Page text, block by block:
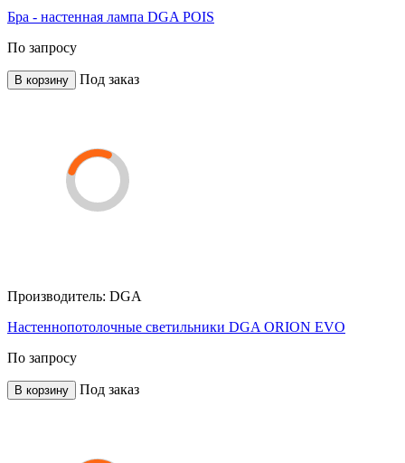
Бра - настенная лампа DGA POIS
По запросу
В корзину Под заказ
Производитель: DGA
Настеннопотолочные светильники DGA ORION EVO
По запросу
В корзину Под заказ